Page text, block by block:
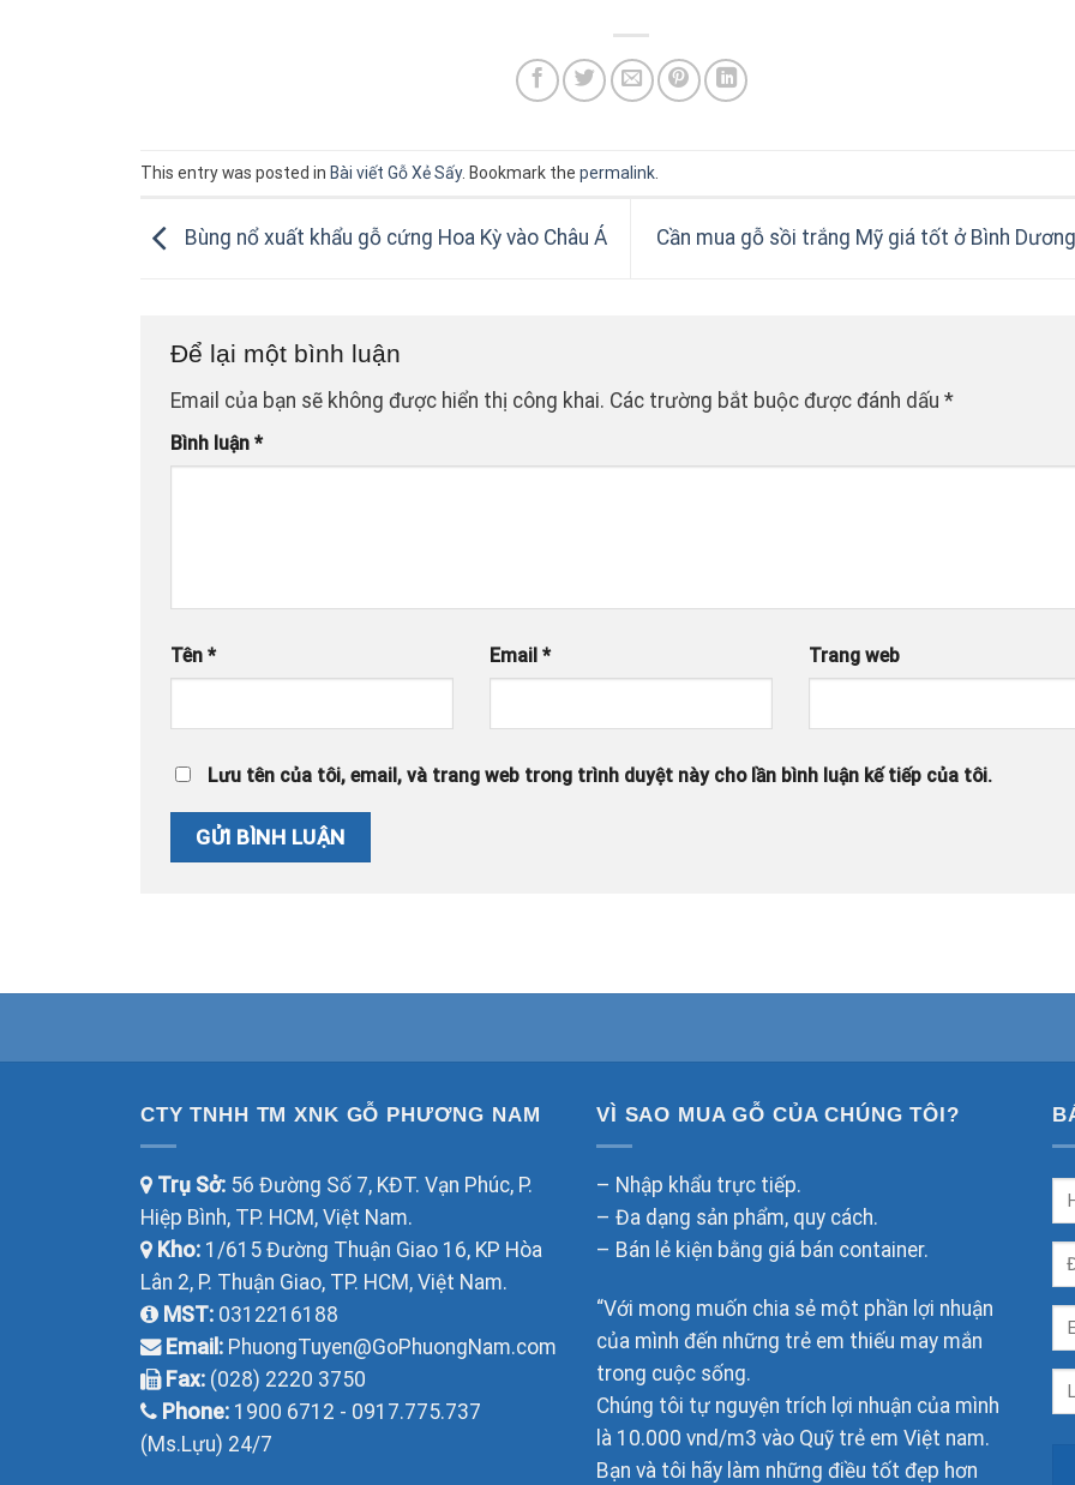
This entry was posted in Bài viết Gỗ Xẻ Sấy. Bookmark the permalink
Bùng nổ xuất khẩu gỗ cứng Hoa Kỳ vào Châu Á Cần mua gỗ sồi trắng Mỹ giá tốt ở Bình
Để lại một bình luận
Email của bạn sẽ không được hiển thị công khai. Các trường bắt buộc được đánh dấu *
Bình luận *
Tên * Email * Trang web
Lưu tên của tôi, email, và trang web trong trình duyệt này cho lần bình luận kế tiếp của tôi.
CTY TNHH TM XNK GỖ PHƯƠNG NAM
Trụ Sở: 56 Đường Số 7, KĐT. Vạn Phúc, P.
Hiệp Bình, TP. HCM, Việt Nam.
Kho: 1/615 Đường Thuận Giao 16, KP Hòa
Lân 2, P. Thuận Giao, TP. HCM, Việt Nam.
MST: 0312216188
Email: PhuongTuyen@GoPhuongNam.com
Fax: (028) 2220 3750
Phone: 1900 6712 - 0917.775.737
(Ms.Lựu) 24/7
VÌ SAO MUA GỖ CỦA CHÚNG TÔI?
– Nhập khẩu trực tiếp.
– Đa dạng sản phẩm, quy cách.
– Bán lẻ kiện bằng giá bán container.
“Với mong muốn chia sẻ một phần lợi nhuận
của mình đến những trẻ em thiếu may mắn
trong cuộc sống.
Chúng tôi tự nguyện trích lợi nhuận của mình
là 10.000 vnd/m3 vào Quỹ trẻ em Việt nam.
Bạn và tôi hãy làm những điều tốt đẹp hơn